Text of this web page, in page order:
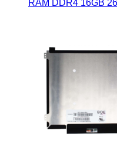
RAM DDR4 16GB